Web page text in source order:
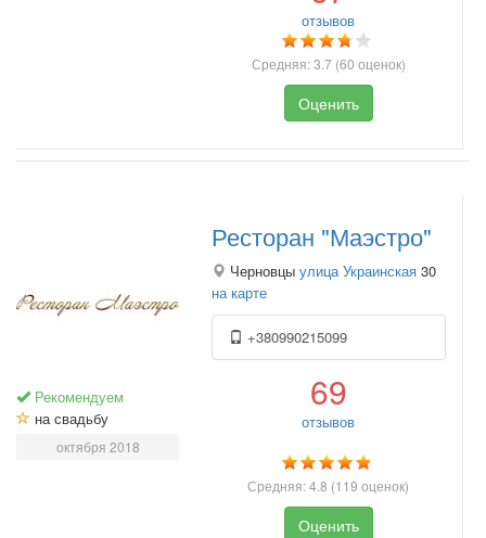
отзывов
Средняя:3.7 (60 оценок)
Оценить
Рекомендуем
на свадьбу
октября 2018
Ресторан "Маэстро"
Черновцы улица Украинская 30
на карте
+380990215099
69
отзывов
Средняя:4.8 (119 оценок)
Оценить